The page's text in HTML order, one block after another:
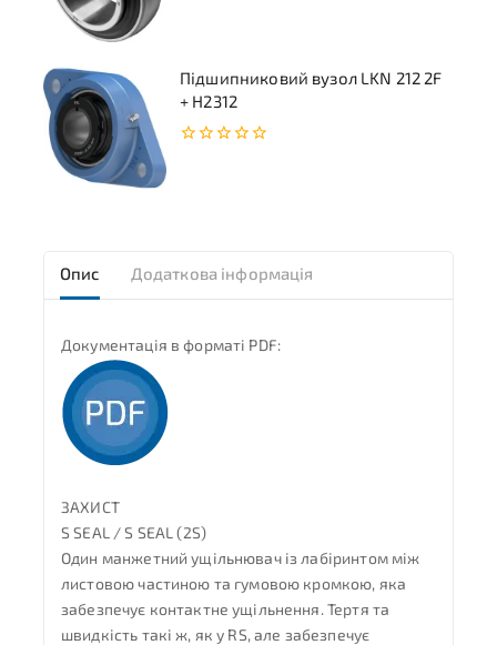
Підшипниковий вузол LKN 212 2F
+ H2312
Опис Додаткова інформація
Документація в форматі PDF:
ЗАХИСТ
S SEAL / S SEAL (2S)
Один манжетний ущільнювач із лабіринтом між
листовою частиною та гумовою кромкою, яка
забезпечує контактне ущільнення. Тертя та
швидкість такі ж, як у RS, але забезпечує